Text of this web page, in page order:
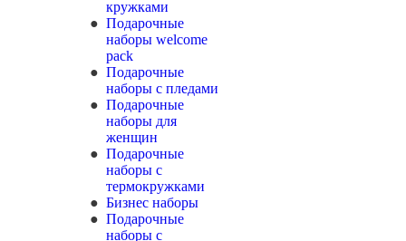
кружками
Подарочные
наборы welcome
pack
Подарочные
наборы с пледами
Подарочные
наборы для
женщин
Подарочные
наборы с
термокружками
Бизнес наборы
Подарочные
наборы с